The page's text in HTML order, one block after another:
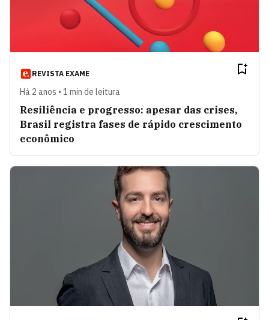
REVISTA EXAME
Há 2 anos • 1 min de leitura
Resiliência e progresso: apesar das crises,
Brasil registra fases de rápido crescimento
econômico